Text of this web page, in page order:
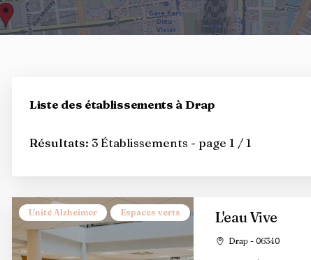
Liste des établissements à Drap
Résultats: 3 Établissements - page 1 / 1
Unité Alzheimer Espaces verts L'eau Vive
Drap - 06340